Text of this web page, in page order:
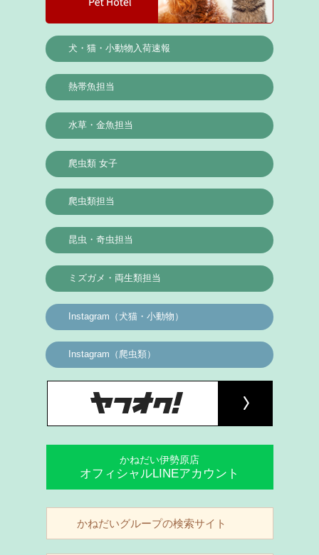
犬・猫・小動物入荷速報
熱帯魚担当
水草・金魚担当
爬虫類 女子
爬虫類担当
昆虫・奇虫担当
ミズガメ・両生類担当
Instagram（犬猫・小動物）
Instagram（爬虫類）
かねだい伊勢原店
オフィシャルLINEアカウント
かねだいグループの検索サイト